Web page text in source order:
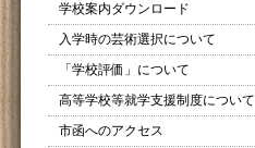
学校案内ダウンロード
入学時の芸術選択について
「学校評価」について
高等学校等就学支援制度について
市函へのアクセス